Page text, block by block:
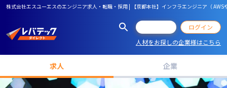
株式会社エスユーエスのエンジニア求人・転職・採用 | 【京都本社】インフラエンジニア（
ログイン
人材をお探しの企業様はこちら
求人 企業